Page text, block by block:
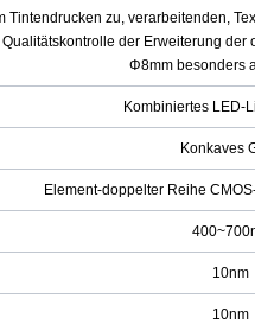
zu, verarbeitenden,
der Erweiterung
Φ8mm besonders
Kombiniertes LED-
Konkaves
Element-doppelter Reihe
10nm
10nm